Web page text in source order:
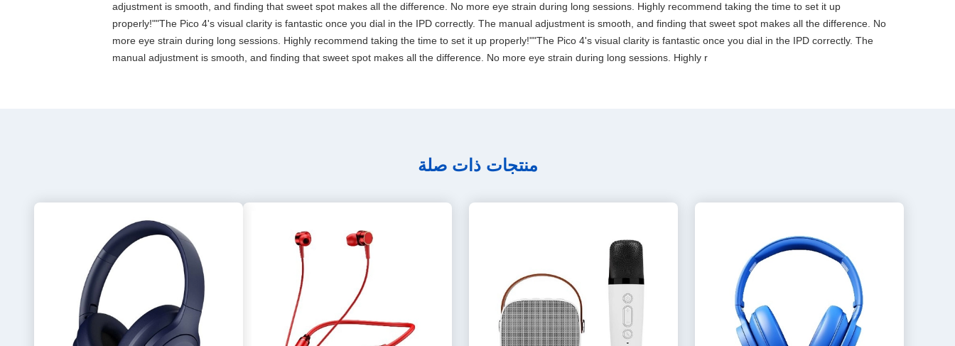
adjustment is smooth, and finding that sweet spot makes all the difference. No more eye strain during long sessions. Highly recommend taking the time to set it up
properly!""The Pico 4's visual clarity is fantastic once you dial in the IPD correctly. The manual adjustment is smooth, and finding that sweet spot makes all the difference. No
more eye strain during long sessions. Highly recommend taking the time to set it up properly!""The Pico 4's visual clarity is fantastic once you dial in the IPD correctly. The
manual adjustment is smooth, and finding that sweet spot makes all the difference. No more eye strain during long sessions. Highly r
منتجات ذات صلة